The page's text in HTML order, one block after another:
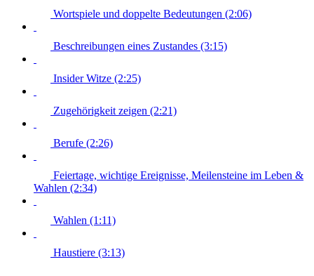
Wortspiele und doppelte Bedeutungen (2:06)
Beschreibungen eines Zustandes (3:15)
Insider Witze (2:25)
Zugehörigkeit zeigen (2:21)
Berufe (2:26)
Feiertage, wichtige Ereignisse, Meilensteine im Leben &
Wahlen (2:34)
Wahlen (1:11)
Haustiere (3:13)